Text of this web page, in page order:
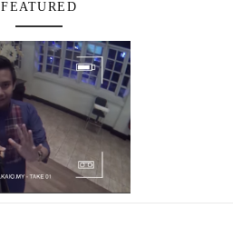
FEATURED